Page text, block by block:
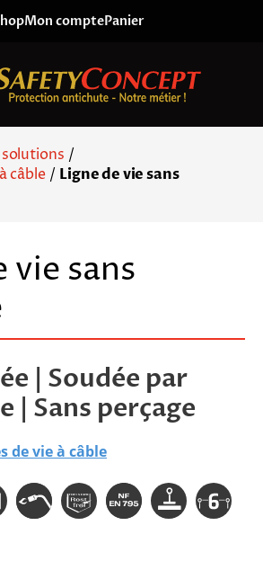
Mon comptePanier
/
câble / Ligne de vie sans
vie sans
| Soudée par
| Sans perçage
de vie à câble